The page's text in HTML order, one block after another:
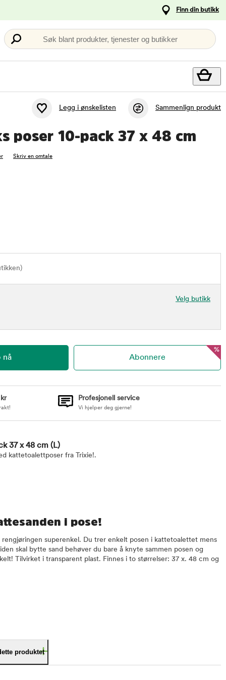
Finn din butikk
Søk blant produkter, tjenester og butikker
Legg i ønskelisten Sammenlign produkt
poser 10-pack 37 x 48 cm
Skriv en omtale
Velg butikk
%
Profesjonell service
Vi hjelper deg gjerne!
37 x 48 cm (L)
kattetoalettposer fra Trixie!.
i pose!
superenkel. Du trer enkelt posen i kattetoalettet mens
skal bytte sand behøver du bare å knyte sammen posen og
Tilvirket i transparent plast. Finnes i to størrelser: 37 x. 48 cm og
produktet